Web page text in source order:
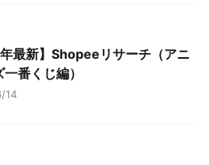
最新】Shopeeリサーチ（アニ
番くじ編）
14